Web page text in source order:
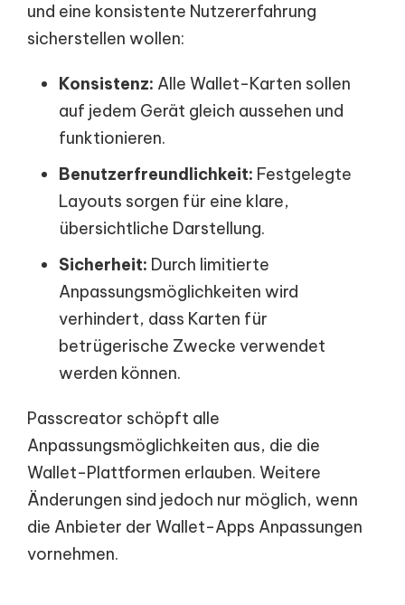
und eine konsistente Nutzererfahrung
sicherstellen wollen:
Konsistenz: Alle Wallet-Karten sollen
auf jedem Gerät gleich aussehen und
funktionieren.
Benutzerfreundlichkeit: Festgelegte
Layouts sorgen für eine klare,
übersichtliche Darstellung.
Sicherheit: Durch limitierte
Anpassungsmöglichkeiten wird
verhindert, dass Karten für
betrügerische Zwecke verwendet
werden können.
Passcreator schöpft alle
Anpassungsmöglichkeiten aus, die die
Wallet-Plattformen erlauben. Weitere
Änderungen sind jedoch nur möglich, wenn
die Anbieter der Wallet-Apps Anpassungen
vornehmen.